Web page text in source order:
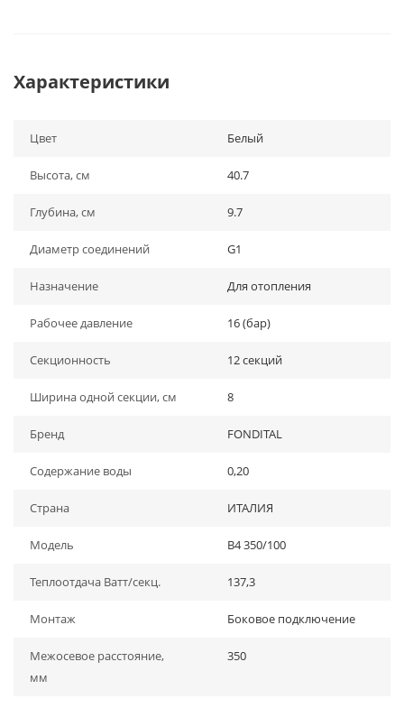
Характеристики
Цвет Белый
Высота, см 40.7
Глубина, см 9.7
Диаметр соединений G1
Назначение Для отопления
Рабочее давление 16 (бар)
Секционность 12 секций
Ширина одной секции, см 8
Бренд FONDITAL
Содержание воды 0,20
Страна ИТАЛИЯ
Модель B4 350/100
Теплоотдача Ватт/секц. 137,3
Монтаж Боковое подключение
Межосевое расстояние,
мм
350